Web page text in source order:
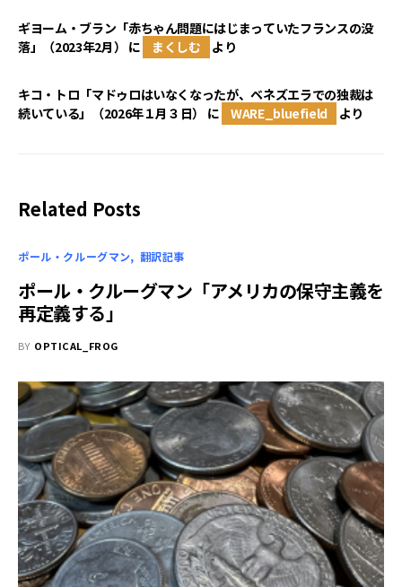
ギヨーム・ブラン「赤ちゃん問題にはじまっていたフランスの没
落」（2023年2月） に まくしむ より
キコ・トロ「マドゥロはいなくなったが、ベネズエラでの独裁は
続いている」（2026年１月３日）
に WARE_bluefield より
Related Posts
ポール・クルーグマン 翻訳記事
ポール・クルーグマン「アメリカの保守主義を
再定義する」
BY OPTICAL_FROG